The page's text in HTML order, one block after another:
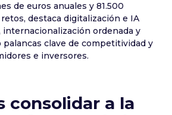
de euros anuales y 81.500
destaca digitalización e IA
internacionalización ordenada y
clave de competitividad y
e inversores.
consolidar a la